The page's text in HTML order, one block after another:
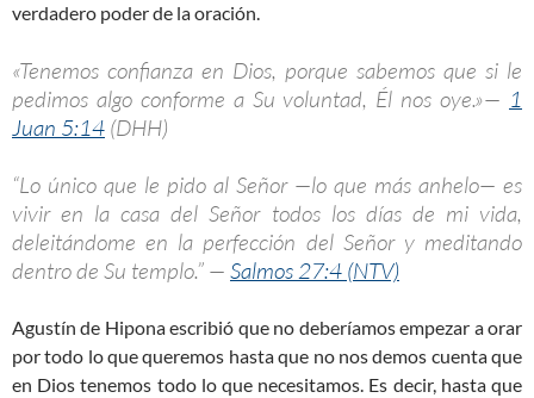
verdadero poder de la oración.
«Tenemos confianza en Dios, porque sabemos que si le
pedimos algo conforme a Su voluntad, Él nos oye.»— 1
Juan 5:14 (DHH)
“Lo único que le pido al Señor —lo que más anhelo— es
vivir en la casa del Señor todos los días de mi vida,
deleitándome en la perfección del Señor y meditando
dentro de Su templo.” — Salmos 27:4 (NTV)
Agustín de Hipona escribió que no deberíamos empezar a orar
por todo lo que queremos hasta que no nos demos cuenta que
en Dios tenemos todo lo que necesitamos. Es decir, hasta que